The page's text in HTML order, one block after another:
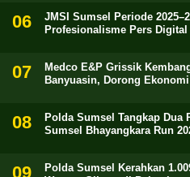
JMSI Sumsel Periode
Profesionalisme Pers Digital
Medco E&P Grissik
Banyuasin, Dorong
Polda Sumsel Tangkap Dua
Sumsel Bhayangkara Run
Polda Sumsel Kerahkan